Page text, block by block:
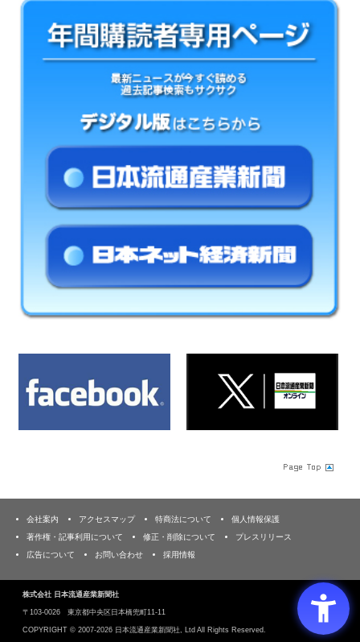
会社案内 アクセスマップ 特商法について
個人情報保護
著作権・記事利用について
修正・削除について
プレスリリース
広告について
お問い合わせ 採用情報
株式会社 日本流通産業新聞社
〒103‐0026 東京都中央区日本橋兜町11-11
COPYRIGHT © 2007-2026 日本流通産業新聞社, Ltd All Rights Reserved.